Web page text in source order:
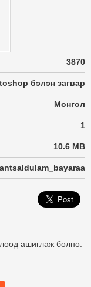
3870
бэлэн загвар
Монгол
1
10.6 MB
ашиглаж болно.